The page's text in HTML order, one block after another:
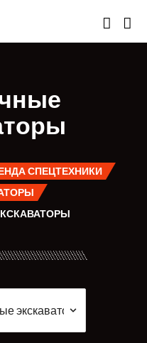
СПЕЦТЕХНИКИ